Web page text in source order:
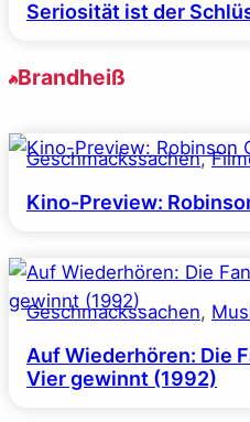
Seriosität ist der
Brandheiß
Geschmackssachen,
Kino-Preview:
Geschmackssachen,
Auf Wiederhören: Die
Vier gewinnt (1992)